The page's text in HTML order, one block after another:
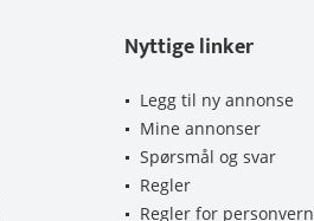
Nyttige linker
Legg til ny annonse
Mine annonser
Spørsmål og svar
Regler
Regler for personvern